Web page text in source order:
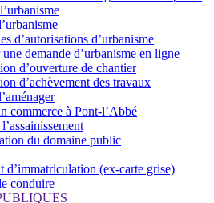
d’autorisations d’urbanisme
demande d’urbanisme en ligne
d’ouverture de chantier
d’achèvement des travaux
commerce à Pont-l’Abbé
du domaine public
d’immatriculation (ex-carte grise)
conduire